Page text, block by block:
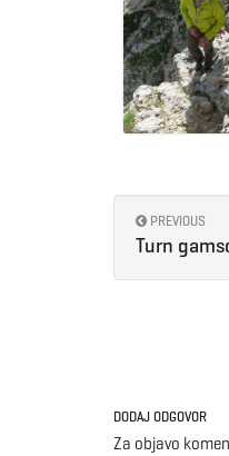
PREVIOUS
Turn
DODAJ ODGOVOR
Za objavo